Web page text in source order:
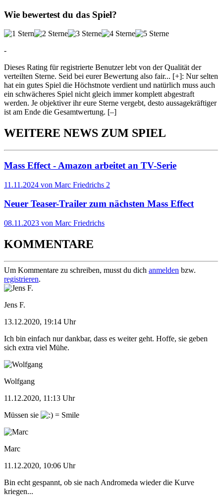
Wie bewertest du das Spiel?
-
Dieses Rating für registrierte Benutzer lebt von der Qualität der
verteilten Sterne. Seid bei eurer Bewertung also fair... [+]: Nur selten
hat ein gutes Spiel die Höchstnote verdient und natürlich muss auch
ein schwächeres Spiel nicht gleich immer komplett abgestraft
werden. Je objektiver ihr eure Sterne vergebt, desto aussagekräftiger
ist am Ende die Gesamtwertung. [–]
WEITERE NEWS ZUM SPIEL
Mass Effect - Amazon arbeitet an TV-Serie
11.11.2024 von Marc Friedrichs 2
Neuer Teaser-Trailer zum nächsten Mass Effect
08.11.2023 von Marc Friedrichs
KOMMENTARE
Um Kommentare zu schreiben, musst du dich anmelden bzw.
registrieren.
Jens F.
13.12.2020, 19:14 Uhr
Ich bin einfach nur dankbar, dass es weiter geht. Hoffe, sie geben
sich extra viel Mühe.
Wolfgang
11.12.2020, 11:13 Uhr
Müssen sie
Marc
11.12.2020, 10:06 Uhr
Bin echt gespannt, ob sie nach Andromeda wieder die Kurve
kriegen...